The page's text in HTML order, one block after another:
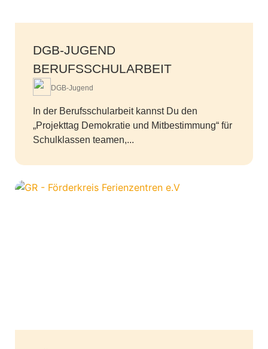
DGB-JUGEND
BERUFSSCHULARBEIT
DGB-Jugend
In der Berufsschularbeit kannst Du den
„Projekttag Demokratie und Mitbestimmung“ für
Schulklassen teamen,...